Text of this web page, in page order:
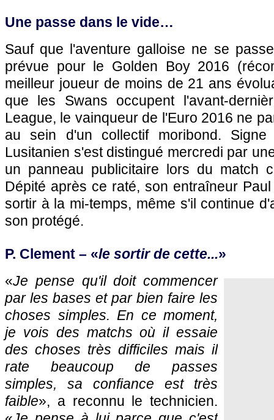
Une passe dans le vide…
Sauf que l'aventure galloise ne se
prévue pour le Golden Boy 2016
meilleur joueur de moins de 21 ans
que les Swans occupent l'avant-
League, le vainqueur de l'Euro 2016 ne
au sein d'un collectif moribond.
Lusitanien s'est distingué mercredi par
un panneau publicitaire lors du match
Dépité après ce raté, son entraîneur
sortir à la mi-temps, même s'il continue
son protégé.
P. Clement – «le sortir de cette...»
«Je pense qu'il doit commencer
par les bases et par bien faire les
choses simples. En ce moment,
je vois des matchs où il essaie
des choses très difficiles mais il
rate beaucoup de passes
simples, sa confiance est très
faible», a reconnu le technicien.